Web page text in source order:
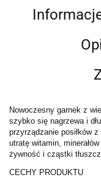
Nowoczesny garnek z
szybko się nagrzewa i
przyrządzanie posiłków
utratę witamin,
żywność i cząstki
CECHY PRODUKTU